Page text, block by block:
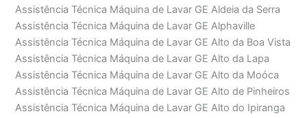
Assistência Técnica Máquina de Lavar GE Aldeia da Serra
Assistência Técnica Máquina de Lavar GE Alphaville
Assistência Técnica Máquina de Lavar GE Alto da Boa Vista
Assistência Técnica Máquina de Lavar GE Alto da Lapa
Assistência Técnica Máquina de Lavar GE Alto da Moóca
Assistência Técnica Máquina de Lavar GE Alto de Pinheiros
Assistência Técnica Máquina de Lavar GE Alto do Ipiranga